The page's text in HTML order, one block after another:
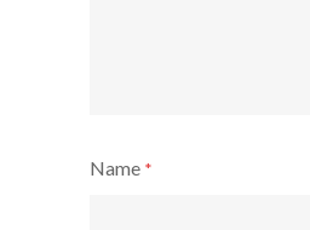
Name *